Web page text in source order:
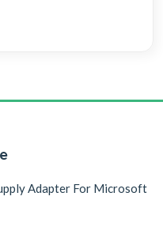
Adapter For Microsoft